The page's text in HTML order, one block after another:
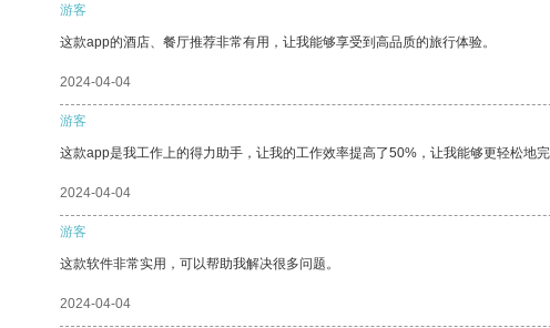
游客
这款app的酒店、餐厅推荐非常有用，让我能够享受到高品质的旅行体验。
2024-04-04
游客
这款app是我工作上的得力助手，让我的工作效率提高了50%，让我能够更轻松地完
2024-04-04
游客
这款软件非常实用，可以帮助我解决很多问题。
2024-04-04